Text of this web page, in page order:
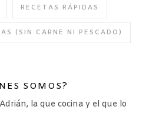
RECETAS RÁPIDAS
(SIN CARNE NI PESCADO)
SOMOS?
la que cocina y el que lo